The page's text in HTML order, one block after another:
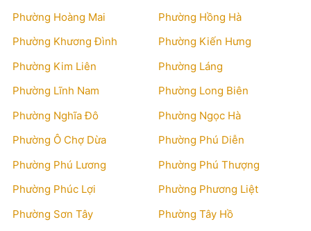
Phường Hoàng Mai
Phường Hồng Hà
Phường Khương Đình
Phường Kiến Hưng
Phường Kim Liên
Phường Láng
Phường Lĩnh Nam
Phường Long Biên
Phường Nghĩa Đô
Phường Ngọc Hà
Phường Ô Chợ Dừa
Phường Phú Diễn
Phường Phú Lương
Phường Phú Thượng
Phường Phúc Lợi
Phường Phương Liệt
Phường Sơn Tây
Phường Tây Hồ